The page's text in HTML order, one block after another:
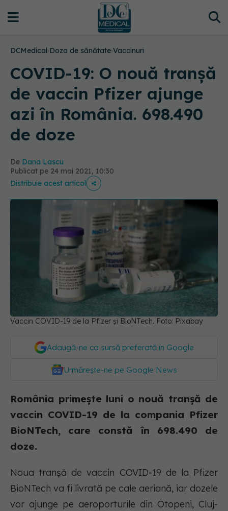
DCMedical›Doza de sănătate›Vaccinuri
COVID-19: O nouă tranșă
de vaccin Pfizer ajunge
azi în România. 698.490
de doze
De Dana Lascu
Publicat pe 24 mai 2021, 10:30
Distribuie acest articol
Vaccin COVID-19 de la Pfizer și BioNTech. Foto: Pixabay
Adaugă-ne ca sursă preferată în Google
Urmărește-ne pe Google News
România primește luni o nouă tranșă de
vaccin COVID-19 de la compania Pfizer
BioNTech, care constă în 698.490 de
doze.
Noua tranșă de vaccin COVID-19 de la Pfizer
BioNTech va fi livrată pe cale aeriană, iar dozele
vor ajunge pe aeroporturile din Otopeni, Cluj-